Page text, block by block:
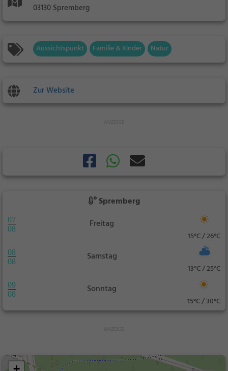
03130 Spremberg
Aussichtspunkt Familie & Kinder Natur
Zur Website
Spremberg
07
08
Freitag
15°C / 26°C
08
08
Samstag
13°C / 25°C
09
08
Sonntag
15°C / 30°C